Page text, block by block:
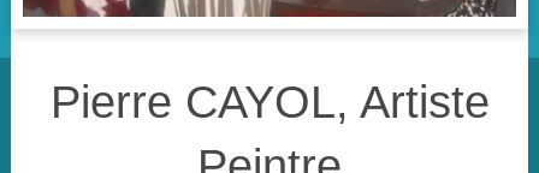
Pierre CAYOL, Artiste